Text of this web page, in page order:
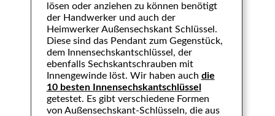
lösen oder anziehen zu können benötigt
der Handwerker und auch der
Heimwerker Außensechskant Schlüssel.
Diese sind das Pendant zum Gegenstück,
dem Innensechskantschlüssel, der
ebenfalls Sechskantschrauben mit
Innengewinde löst. Wir haben auch die
10 besten Innensechskantschlüssel
getestet. Es gibt verschiedene Formen
von Außensechskant-Schlüsseln, die aus